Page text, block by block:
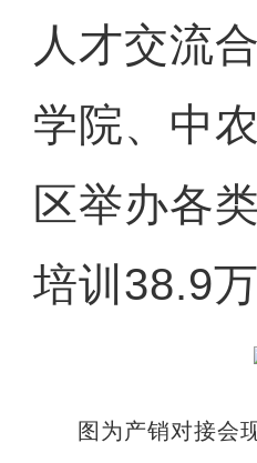
人才交流
学院、中
区举办各
培训38.9万
图为产销对接会